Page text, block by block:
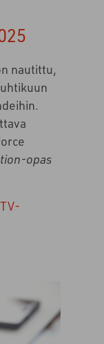
nautittu,
opas
TV-